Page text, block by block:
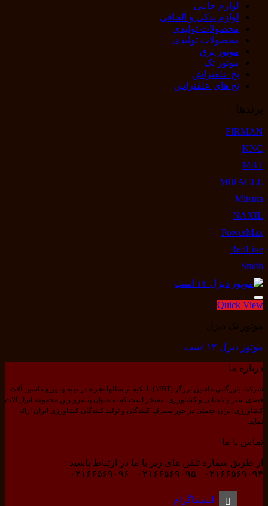
لوازم جانبی
لوازم یدکی و الحاقی
محصولات تولیدی
محصولات تولیدی
موتور برق
موتور تک
نخ علفتراش
نخ های علفتراش
برندها
FIRMAN
KNC
MBT
MIRACLE
Mitsuta
NAXIL
PowerMax
RedLine
Smith
افزودن به علاقه مندی ها
Quick View
موتور تک دیزل
موتور دیزل ۱۲ اسب
درباره ما
شرکت بازرگانی ماشین برزگر (MBT) با تکیه بر سالها تجربه در تهیه و توزیع ماشین آلات
فضای سبز و باغبانی و کشاورزی، مفتخر است که به عنوان پیشروترین مجموعه ابزار آلات
کشاورزی ایران خدمتی در خور مصرف کنندگان و تولید کنندگان کشاورزی ایران ارائه
نماید.
تماس با ما
از طریق شماره تلفن های زیر با ما در ارتباط باشید :
۰۲۱۶۶۵۶۹۰۹۴ - ۰۲۱۶۶۵۶۹۰۹۵ - ۰۲۱۶۶۵۶۹۰۹۶
اینستاگرام